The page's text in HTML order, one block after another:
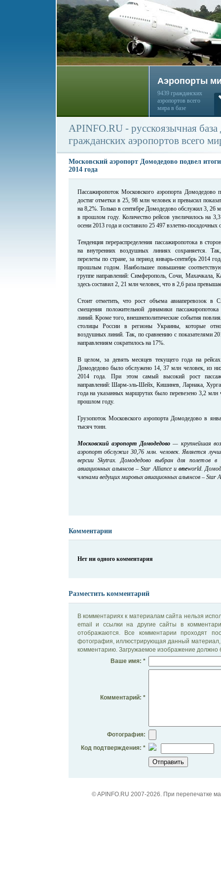
Аэропорты
9439 гражданских
аэропортов всего
мира в базе
APINFO.RU - русскоязычная
гражданских аэропортов всего
Московский аэропорт Домодедово подвел
2014 года
Пассажиропоток Московского аэропорта Домодедово
достиг отметки в 25, 98 млн человек и превысил
на 8,2%. Только в сентябре Домодедово обслужил 3, 26
в прошлом году. Количество рейсов увеличилось на
осени 2013 года и составило 25 497 взлетно-посадочных
Тенденция перераспределения пассажиропотока в
на внутренних воздушных линиях сохраняется.
перелеты по стране, за период январь-сентябрь 2014
прошлым годом. Наибольшее повышение
группе направлений: Симферополь, Сочи, Махачкала,
здесь составил 2, 21 млн человек, что в 2,6 раза
Стоит отметить, что рост объема авиаперевозок в
смещения положительной динамики
линий. Кроме того, внешнеполитические события
столицы России в регионы Украины, которые
воздушных линий. Так, по сравнению с показателями
направлениям сократилось на 17%.
В целом, за девять месяцев текущего года на
Домодедово было обслужено 14, 37 млн человек, из
2014 года. При этом самый высокий рост
направлений: Шарм-эль-Шейх, Кишинев, Ларнака,
года на указанных маршрутах было перевезено 3,2
прошлом году.
Грузопоток Московского аэропорта Домодедово в
тысяч тонн.
Московский аэропорт Домодедово— крупнейшая
аэропорт обслужил 30,76 млн. человек. Является
версии Skytrax. Домодедово выбран для полетов
авиационных альянсов – Star Alliance и oneworld.
членами ведущих мировых авиационных альянсов – Star
Комментарии
Нет ни одного комментария
Разместить комментарий
В комментариях к материалам сайта нельзя
email и ссылки на другие сайты в
отображаются. Все комментарии проходят
фотография, иллюстрирующая данный материал,
комментарию. Загружаемое изображение должно
Ваше имя: *
Комментарий: *
Фотография:
Код подтверждения: *
© APINFO.RU 2007-2026. При перепечатке